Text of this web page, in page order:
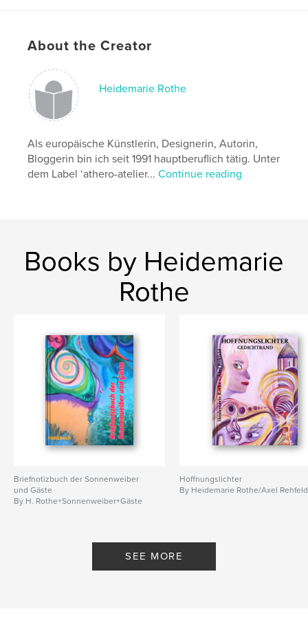
Additional Categories Arts & Photography Books
# of Pages:
Publish Date:
Language
Keywords
Stoffdrucke , Kunst , Spiegelung
About the Creator
Heidemarie Rothe
Als europäische Künstlerin, Designerin, Autorin,
Bloggerin bin ich seit 1991 hauptberuflich tätig. Unter
dem Label ‘athero-atelier...Continue reading
Books by Heidemarie
Rothe
Briefnotizbuch der Sonnenweiber
und Gäste
By H. Rothe+Sonnenweiber+Gäste
Hoffnungslichter
By Heidemarie Rothe/Axel Rehfeld
SEE MORE